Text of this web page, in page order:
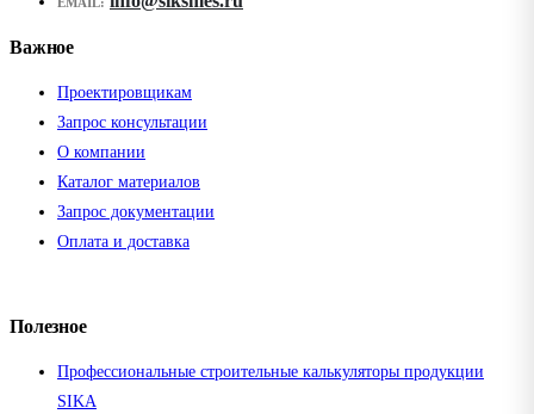
Важное
Проектировщикам
Запрос консультации
О компании
Каталог материалов
Запрос документации
Оплата и доставка
Полезное
Профессиональные строительные калькуляторы продукции
SIKA